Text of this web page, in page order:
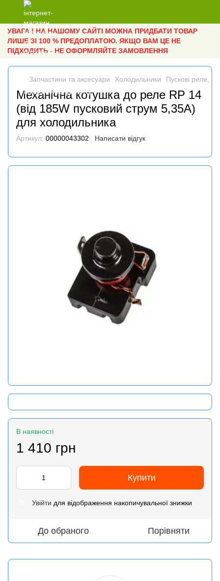
УВАГА ! НА НАШОМУ САЙТІ МОЖНА ПРИДБАТИ ТОВАР
ЛИШЕ ЗІ 100 % ПРЕДОПЛАТОЮ. ЯКЩО ВАМ ЦЕ НЕ
ПІДХОДИТЬ - НЕ ОФОРМЛЯЙТЕ ЗАМОВЛЕННЯ
Запчастини та аксесуари Холодильники Пускові реле,
Механічна котушка до реле RP 14
(від 185W пусковий струм 5,35A)
для холодильника
Артикул: 00000043302 Написати відгук
В наявності
1 410 грн
Купити
Увійти для відображення накопичувальної знижки
До обраного Порівняти